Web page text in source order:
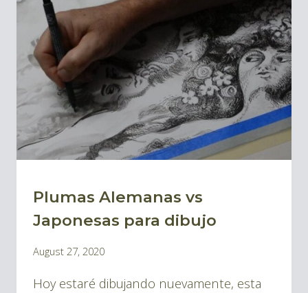
BLOG
|
TINTA
Plumas Alemanas vs
Japonesas para dibujo
By
Montes
August 27, 2020
Hoy estaré dibujando nuevamente, esta